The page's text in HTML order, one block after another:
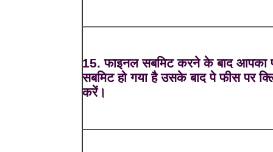
15. फाइनल सबमिट करने के बाद आपका
सबमिट हो गया है उसके बाद पे फीस पर
करें।